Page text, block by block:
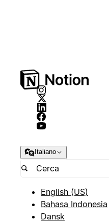
Italiano
English (US)
Bahasa Indonesia
Dansk